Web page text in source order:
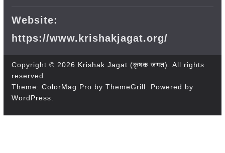
Website:
https://www.krishakjagat.org/
Copyright © 2026 Krishak Jagat (कृषक जगत). All rights
reserved.
Theme: ColorMag Pro by ThemeGrill. Powered by
WordPress.